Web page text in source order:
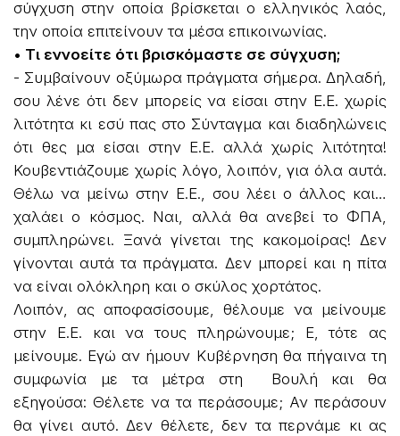
σύγχυση στην οποία βρίσκεται ο ελληνικός λαός,
την οποία επιτείνουν τα μέσα επικοινωνίας.
• Τι εννοείτε ότι βρισκόμαστε σε σύγχυση;
- Συμβαίνουν οξύμωρα πράγματα σήμερα. Δηλαδή,
σου λένε ότι δεν μπορείς να είσαι στην Ε.Ε. χωρίς
λιτότητα κι εσύ πας στο Σύνταγμα και διαδηλώνεις
ότι θες μα είσαι στην Ε.Ε. αλλά χωρίς λιτότητα!
Κουβεντιάζουμε χωρίς λόγο, λοιπόν, για όλα αυτά.
Θέλω να μείνω στην Ε.Ε., σου λέει ο άλλος και…
χαλάει ο κόσμος. Ναι, αλλά θα ανεβεί το ΦΠΑ,
συμπληρώνει. Ξανά γίνεται της κακομοίρας! Δεν
γίνονται αυτά τα πράγματα. Δεν μπορεί και η πίτα
να είναι ολόκληρη και ο σκύλος χορτάτος.
Λοιπόν, ας αποφασίσουμε, θέλουμε να μείνουμε
στην Ε.Ε. και να τους πληρώνουμε; Ε, τότε ας
μείνουμε. Εγώ αν ήμουν Κυβέρνηση θα πήγαινα τη
συμφωνία με τα μέτρα στη Βουλή και θα
εξηγούσα: Θέλετε να τα περάσουμε; Αν περάσουν
θα γίνει αυτό. Δεν θέλετε, δεν τα περνάμε κι ας